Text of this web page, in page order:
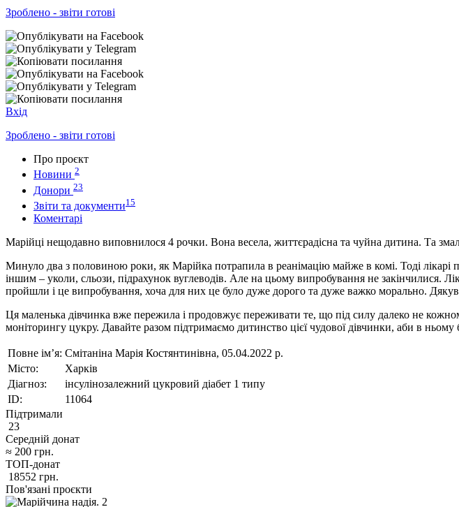
Зроблено - звіти готові
Вхід
Зроблено - звіти готові
Про проєкт
Новини 2
Донори 23
Звіти та документи15
Коментарі
Марійці нещодавно виповнилося 4 рочки. Вона весела, життєрадісна та чуйна дитина. Та
Минуло два з половиною роки, як Марійка потрапила в реанімацію майже в комі. Тоді лікарі
іншим – уколи, сльози, підрахунок вуглеводів. Але на цьому випробування не закінчилися.
пройшли і це випробування, хоча для них це було дуже дорого та дуже важко морально.
Ця маленька дівчинка вже пережила і продовжує переживати те, що під силу далеко не
моніторингу цукру. Давайте разом підтримаємо дитинство цієї чудової дівчинки, аби в
Повне ім’я: Смітаніна Марія Костянтинівна, 05.04.2022 р.
Місто:
Харків
Діагноз:
інсулінозалежний цукровий діабет 1 типу
ID:
11064
Підтримали
23
Середній донат
≈ 200 грн.
ТОП-донат
18552 грн.
Пов'язані проєкти